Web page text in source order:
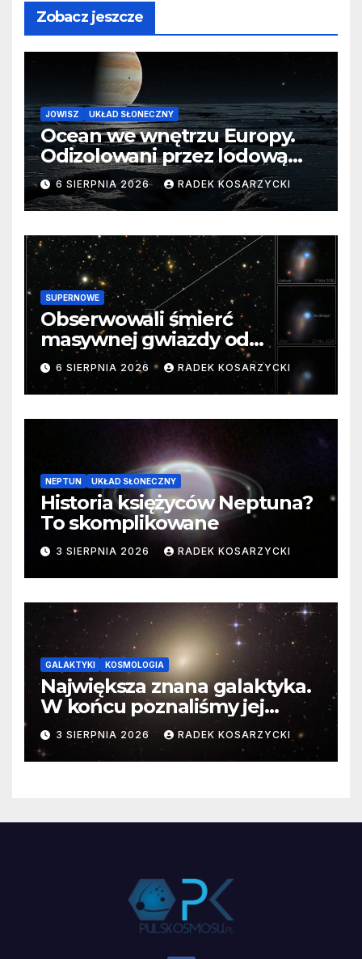
Zobacz jeszcze
JOWISZ UKŁAD SŁONECZNY
Ocean we wnętrzu Europy.
Odizolowani przez lodową
barierę
6 SIERPNIA 2026 RADEK KOSARZYCKI
SUPERNOWE
Obserwowali śmierć
masywnej gwiazdy od
samego początku. Niezwykle
cenne dane
6 SIERPNIA 2026 RADEK KOSARZYCKI
NEPTUN UKŁAD SŁONECZNY
Historia księżyców Neptuna?
To skomplikowane
3 SIERPNIA 2026 RADEK KOSARZYCKI
GALAKTYKI KOSMOLOGIA
Największa znana galaktyka.
W końcu poznaliśmy jej
faktyczne wymiary
3 SIERPNIA 2026 RADEK KOSARZYCKI